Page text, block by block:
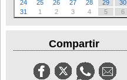
24
25 26 27 28 29
30
31
1 2 3 4 5 6
Compartir